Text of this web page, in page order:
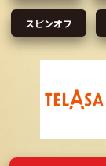
スピンオフ